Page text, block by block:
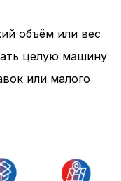
объём или вес
целую машину
или малого